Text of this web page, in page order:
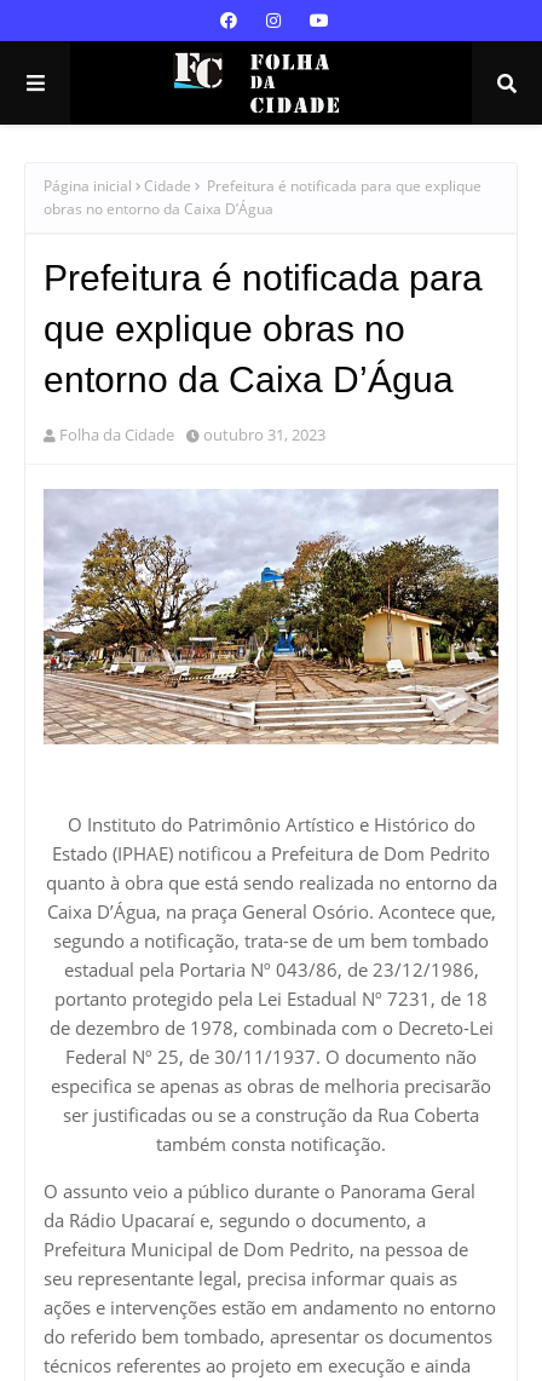
Página inicial Cidade
Prefeitura é notificada para que explique
obras no entorno da Caixa D’Água
Prefeitura é notificada para
que explique obras no
entorno da Caixa D’Água
Folha da Cidade outubro 31, 2023
O Instituto do Patrimônio Artístico e Histórico do
Estado (IPHAE) notificou a Prefeitura de Dom Pedrito
quanto à obra que está sendo realizada no entorno da
Caixa D’Água, na praça General Osório. Acontece que,
segundo a notificação, trata-se de um bem tombado
estadual pela Portaria Nº 043/86, de 23/12/1986,
portanto protegido pela Lei Estadual Nº 7231, de 18
de dezembro de 1978, combinada com o Decreto-Lei
Federal Nº 25, de 30/11/1937. O documento não
especifica se apenas as obras de melhoria precisarão
ser justificadas ou se a construção da Rua Coberta
também consta notificação.
O assunto veio a público durante o Panorama Geral
da Rádio Upacaraí e, segundo o documento, a
Prefeitura Municipal de Dom Pedrito, na pessoa de
seu representante legal, precisa informar quais as
ações e intervenções estão em andamento no entorno
do referido bem tombado, apresentar os documentos
técnicos referentes ao projeto em execução e ainda